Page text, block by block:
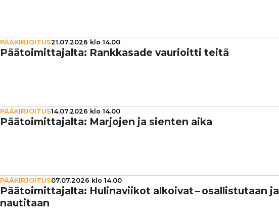
PÄÄKIRJOITUS21.07.2026 klo 14.00
Pää­toi­mit­ta­jalta: Rank­ka­sade vau­ri­oitti teitä
PÄÄKIRJOITUS14.07.2026 klo 14.00
Pää­toi­mit­ta­jalta: Marjojen ja sienten aika
PÄÄKIRJOITUS07.07.2026 klo 14.00
Pää­toi­mit­ta­jalta: Huli­na­vii­kot alkoivat – osal­lis­tu­taan ja
nautitaan